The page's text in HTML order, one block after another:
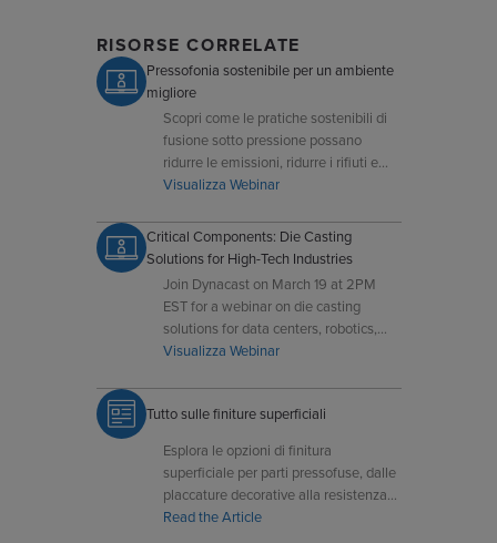
RISORSE CORRELATE
Pressofonia sostenibile per un ambiente
migliore
Scopri come le pratiche sostenibili di
fusione sotto pressione possano
ridurre le emissioni, ridurre i rifiuti e
contribuire a un futuro più verde.
Visualizza Webinar
Critical Components: Die Casting
Solutions for High-Tech Industries
Join Dynacast on March 19 at 2PM
EST for a webinar on die casting
solutions for data centers, robotics,
and autonomous drone and UAV
Visualizza Webinar
Tutto sulle finiture superficiali
Esplora le opzioni di finitura
superficiale per parti pressofuse, dalle
placcature decorative alla resistenza
alla corrosione, su misura per le tue
Read the Article